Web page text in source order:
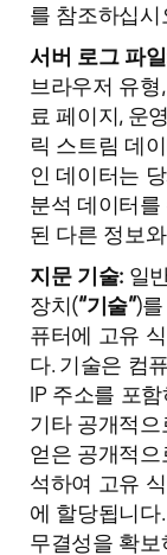
를 참조하십시
서버 로그 파
브라우저 유형
료 페이지, 운
릭 스트림 데
인 데이터는
분석 데이터
된 다른 정보
지문 기술: 일
장치(“기술”)
퓨터에 고유
다. 기술은 컴
IP 주소를 포
기타 공개적
얻은 공개적
석하여 고유
에 할당됩니다
무결성을 확